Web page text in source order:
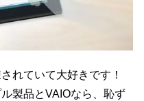
れていて大好きです！
製品とVAIOなら、恥ず